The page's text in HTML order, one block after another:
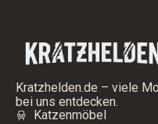
Kratzhelden.de – viele
bei uns entdecken.
Katzenmöbel